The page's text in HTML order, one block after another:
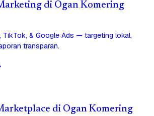
di Ogan Komering
TikTok, & Google Ads — targeting lokal,
transparan.
di Ogan Komering